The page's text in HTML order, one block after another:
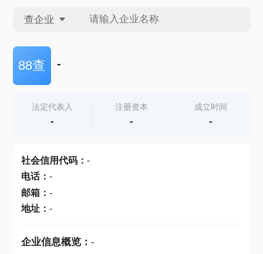
查企业
查企业
查产地
88查 -
法定代表人
-
注册资本
-
成立时间
-
社会信用代码： -
电话： -
邮箱： -
地址： -
企业信息概览： -